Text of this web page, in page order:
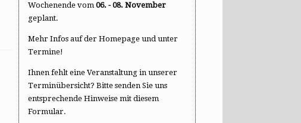
Wochenende vom 06. - 08. November
geplant.
Mehr Infos auf der Homepage und unter
Termine!
Ihnen fehlt eine Veranstaltung in unserer
Terminübersicht? Bitte senden Sie uns
entsprechende Hinweise mit diesem
Formular.